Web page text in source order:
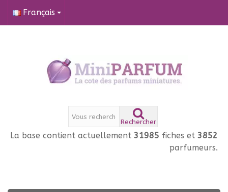
Français
Rechercher
La base contient actuellement 31985 fiches et 3852
parfumeurs.